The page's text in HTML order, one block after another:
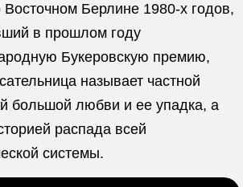
Берлине 1980-х годов,
в прошлом году
Букеровскую премию,
называет частной
большой любви и ее упадка, а
распада всей
системы.